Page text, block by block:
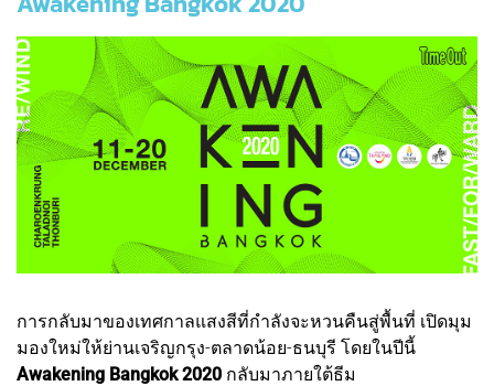
การกลับมาของเทศกาลแสงสีที่กำลังจะหวนคืนสู่พื้นที่ เปิดมุม
มองใหม่ให้ย่านเจริญกรุง-ตลาดน้อย-ธนบุรี โดยในปีนี้
Awakening Bangkok 2020 กลับมาภายใต้ธีม